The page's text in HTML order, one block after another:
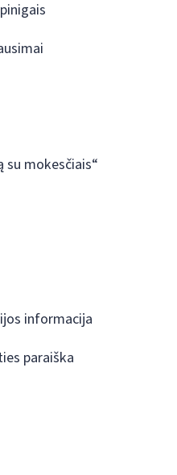
su mokesčiais“
informacija
paraiška